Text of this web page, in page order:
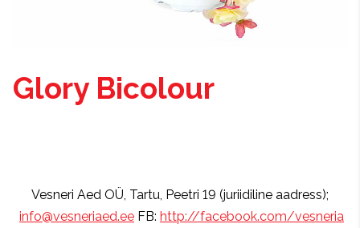
Glory Bicolour
Vesneri Aed OÜ, Tartu, Peetri 19 (juriidiline aadress);
info@vesneriaed.ee FB: http://facebook.com/vesneria